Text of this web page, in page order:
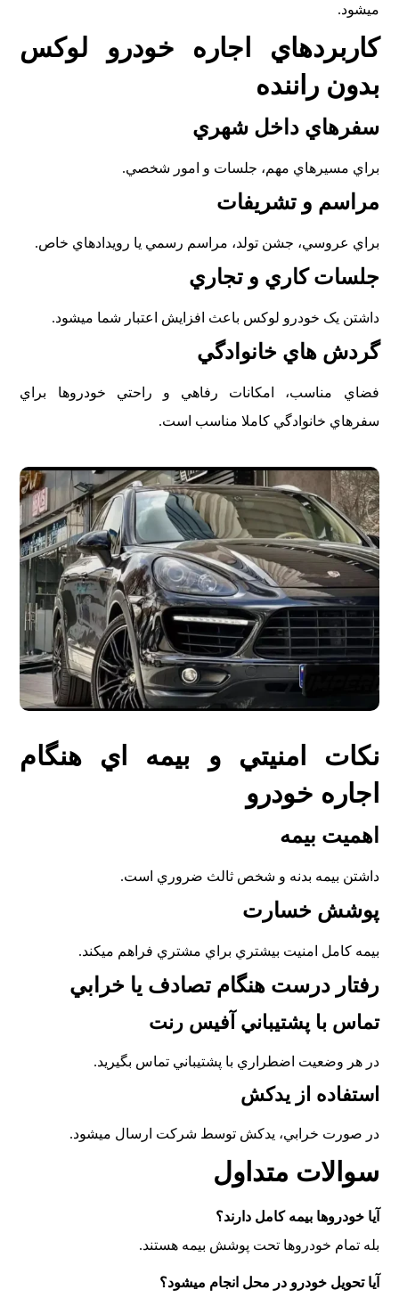
ميشود.
کاربردهاي اجاره خودرو لوکس
بدون راننده
سفرهاي داخل شهري
براي مسيرهاي مهم، جلسات و امور شخصي.
مراسم و تشريفات
براي عروسي، جشن تولد، مراسم رسمي يا رويدادهاي خاص.
جلسات کاري و تجاري
داشتن يک خودرو لوکس باعث افزايش اعتبار شما ميشود.
گردش هاي خانوادگي
فضاي مناسب، امکانات رفاهي و راحتي خودروها براي
سفرهاي خانوادگي کاملا مناسب است.
نکات امنيتي و بيمه اي هنگام
اجاره خودرو
اهميت بيمه
داشتن بيمه بدنه و شخص ثالث ضروري است.
پوشش خسارت
بيمه کامل امنيت بيشتري براي مشتري فراهم ميکند.
رفتار درست هنگام تصادف يا خرابي
تماس با پشتيباني آفيس رنت
در هر وضعيت اضطراري با پشتيباني تماس بگيريد.
استفاده از يدکش
در صورت خرابي، يدکش توسط شرکت ارسال ميشود.
سوالات متداول
آيا خودروها بيمه کامل دارند؟
بله تمام خودروها تحت پوشش بيمه هستند.
آيا تحويل خودرو در محل انجام ميشود؟